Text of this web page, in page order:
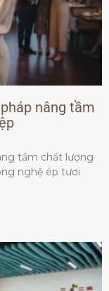
nâng tầm
tầm chất lượng
nghệ ép tươi